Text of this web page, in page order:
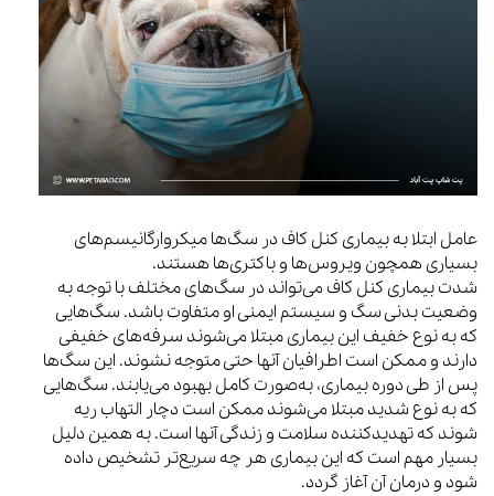
عامل ابتلا به بیماری کنل کاف در سگ‌ها میکروارگانیسم‌های
بسیاری همچون ویروس‌ها و باکتری‌ها هستند.
شدت بیماری کنل کاف می‌تواند در سگ‌های مختلف با توجه به
وضعیت بدنی سگ و سیستم ایمنی او متفاوت باشد. سگ‌هایی
که به نوع خفیف این بیماری مبتلا می‌شوند سرفه‌های خفیفی
دارند و ممکن است اطرافیان آنها حتی متوجه نشوند. این سگ‌ها
پس از طی دوره بیماری، به‌صورت کامل بهبود می‌یابند. سگ‌هایی
که به نوع شدید مبتلا می‌شوند ممکن است دچار التهاب ریه
شوند که تهدیدکننده سلامت و زندگی آنها است. به همین دلیل
بسیار مهم است که این بیماری هر چه سریع‌تر تشخیص داده
شود و درمان آن آغاز گردد.